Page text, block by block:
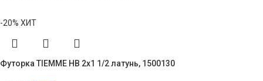
-20% ХИТ
Футорка TIEMME НВ 2х1 1/2 латунь, 1500130